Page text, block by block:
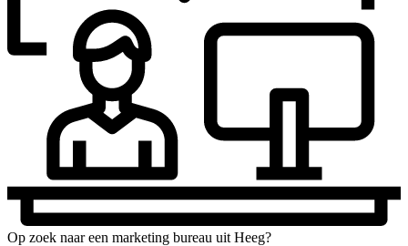
Op zoek naar een marketing bureau uit Heeg?